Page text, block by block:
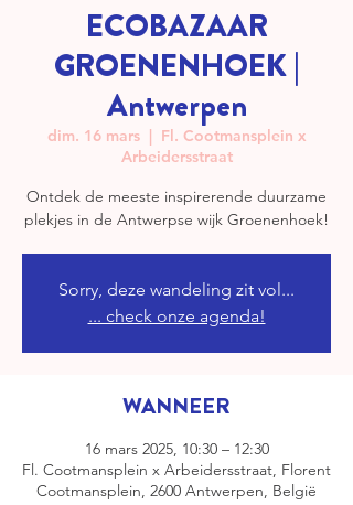
ECOBAZAAR
GROENENHOEK |
Antwerpen
dim. 16 mars
  |
Fl. Cootmansplein x
Arbeidersstraat
Ontdek de meeste inspirerende duurzame
plekjes in de Antwerpse wijk Groenenhoek!
Sorry, deze wandeling zit vol...
... check onze agenda!
WANNEER
16 mars 2025, 10:30 – 12:30
Fl. Cootmansplein x Arbeidersstraat, Florent
Cootmansplein, 2600 Antwerpen, België